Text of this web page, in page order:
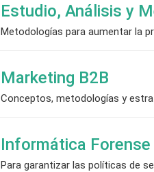
Estudio, Análisis y
Metodologías para aumentar la
Marketing B2B
Conceptos, metodologías y
Informática
Para garantizar las políticas de